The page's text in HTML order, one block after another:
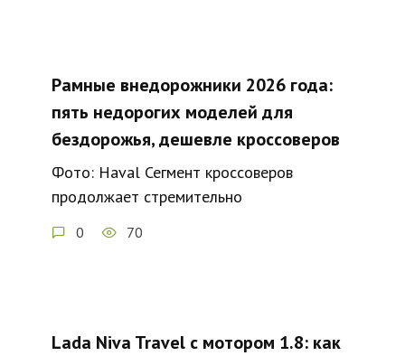
Рамные внедорожники 2026 года:
пять недорогих моделей для
бездорожья, дешевле кроссоверов
Фото: Haval Сегмент кроссоверов
продолжает стремительно
0 70
Lada Niva Travel с мотором 1.8: как